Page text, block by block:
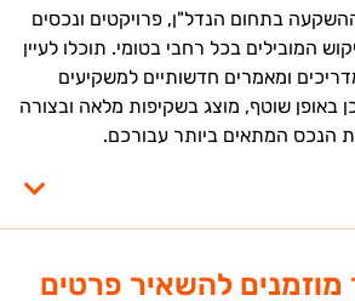
להשאיר פרטים
בתחום הנדל"ן, פרויקטים ונכסים
המובילים בכל רחבי בטומי. תוכלו לעיין
ומאמרים חדשותיים למשקיעים
באופן שוטף, מוצג בשקיפות מלאה ובצורה
הנכס המתאים ביותר עבורכם.